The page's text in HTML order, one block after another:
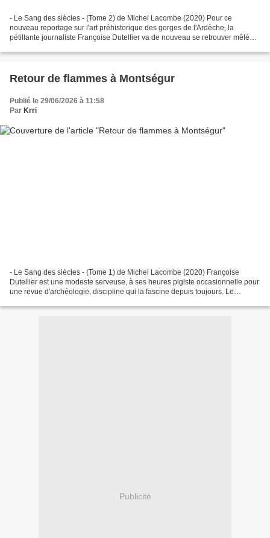
- Le Sang des siècles - (Tome 2) de Michel Lacombe (2020) Pour ce
nouveau reportage sur l'art préhistorique des gorges de l'Ardèche, la
pétillante journaliste Françoise Dutellier va de nouveau se retrouver mêlée à
Retour de flammes à Montségur
Publié le 29/06/2026 à 11:58
Par Krri
- Le Sang des siècles - (Tome 1) de Michel Lacombe (2020) Françoise
Dutellier est une modeste serveuse, à ses heures pigiste occasionnelle pour
une revue d'archéologie, discipline qui la fascine depuis toujours. Le
Publicité